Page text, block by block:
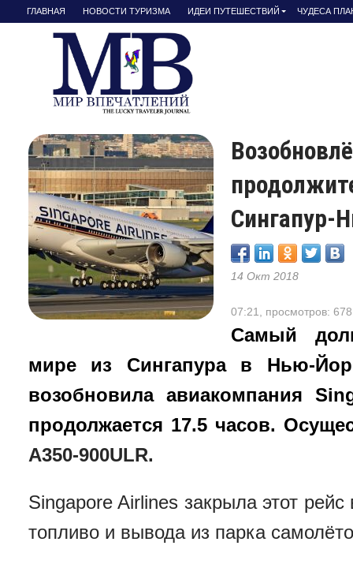
ГЛАВНАЯ НОВОСТИ ТУРИЗМА ИДЕИ ПУТЕШЕСТВИЙ ЧУДЕСА
Сингапур-
14 Окт 2018
07:21, просмотров: 678
Самый
мире из Сингапура в Нью-
возобновила авиакомпания
продолжается 17.5 часов.
A350-900ULR.
Singapore Airlines закрыла этот
топливо и вывода из парка